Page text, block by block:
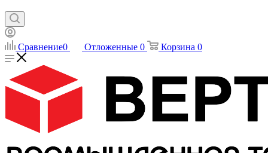
Сравнение0 Отложенные 0 Корзина 0